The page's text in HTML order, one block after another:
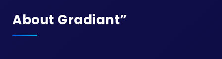
About Gradiant”